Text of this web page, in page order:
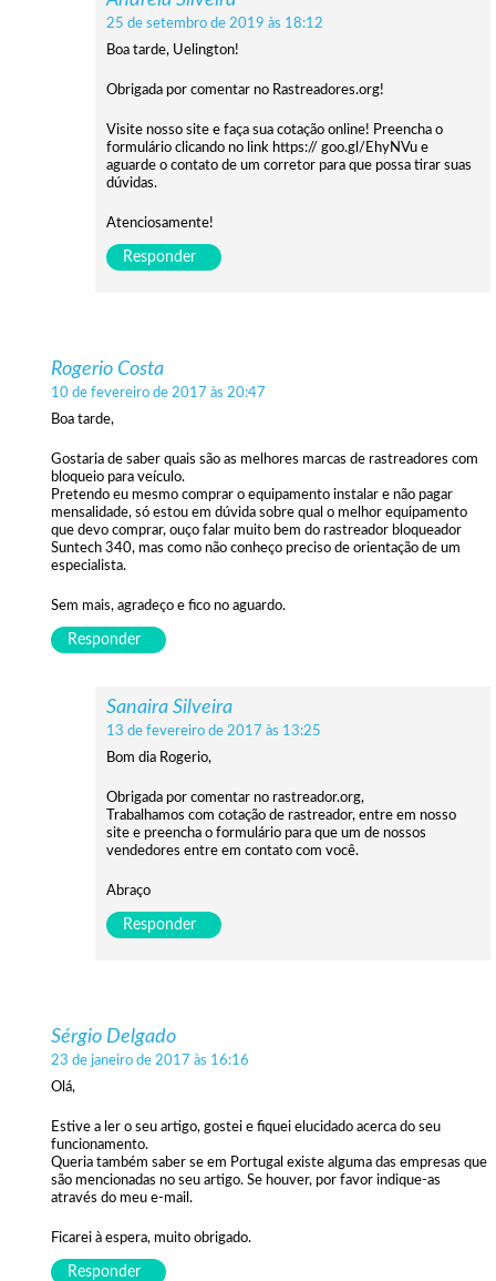
25 de setembro de 2019 às 18:12
Boa tarde, Uelington!
Obrigada por comentar no Rastreadores.org!
Visite nosso site e faça sua cotação online! Preencha o
formulário clicando no link https:// goo.gl/EhyNVu e
aguarde o contato de um corretor para que possa tirar suas
dúvidas.
Atenciosamente!
Responder
Rogerio Costa
10 de fevereiro de 2017 às 20:47
Boa tarde,
Gostaria de saber quais são as melhores marcas de rastreadores com
bloqueio para veículo.
Pretendo eu mesmo comprar o equipamento instalar e não pagar
mensalidade, só estou em dúvida sobre qual o melhor equipamento
que devo comprar, ouço falar muito bem do rastreador bloqueador
Suntech 340, mas como não conheço preciso de orientação de um
especialista.
Sem mais, agradeço e fico no aguardo.
Responder
Sanaira Silveira
13 de fevereiro de 2017 às 13:25
Bom dia Rogerio,
Obrigada por comentar no rastreador.org,
Trabalhamos com cotação de rastreador, entre em nosso
site e preencha o formulário para que um de nossos
vendedores entre em contato com você.
Abraço
Responder
Sérgio Delgado
23 de janeiro de 2017 às 16:16
Olá,
Estive a ler o seu artigo, gostei e fiquei elucidado acerca do seu
funcionamento.
Queria também saber se em Portugal existe alguma das empresas que
são mencionadas no seu artigo. Se houver, por favor indique-as
através do meu e-mail.
Ficarei à espera, muito obrigado.
Responder